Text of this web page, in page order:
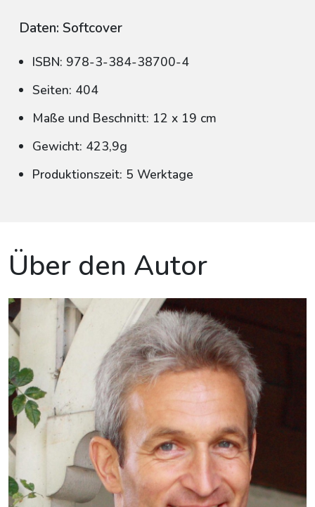
Daten: Softcover
ISBN: 978-3-384-38700-4
Seiten: 404
Maße und Beschnitt: 12 x 19 cm
Gewicht: 423,9g
Produktionszeit: 5 Werktage
Über den Autor